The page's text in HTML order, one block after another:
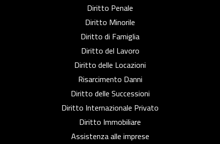
Diritto Penale
Diritto Minorile
Diritto di Famiglia
Diritto del Lavoro
Diritto delle Locazioni
Risarcimento Danni
Diritto delle Successioni
Diritto Internazionale Privato
Diritto Immobiliare
Assistenza alle imprese